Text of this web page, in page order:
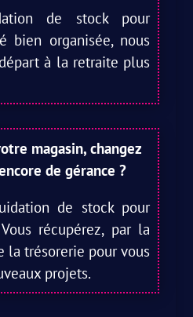
de stock pour
bien organisée, nous
à la retraite plus
magasin, changez
de gérance ?
de stock pour
récupérez, par la
la trésorerie pour vous
projets.